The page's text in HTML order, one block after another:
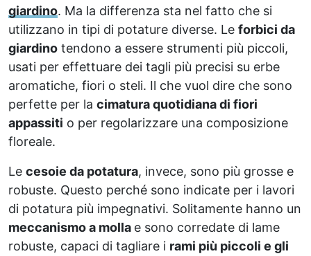
giardino. Ma la differenza sta nel fatto che si
utilizzano in tipi di potature diverse. Le forbici da
giardino tendono a essere strumenti più piccoli,
usati per effettuare dei tagli più precisi su erbe
aromatiche, fiori o steli. Il che vuol dire che sono
perfette per la cimatura quotidiana di fiori
appassiti o per regolarizzare una composizione
floreale.
Le cesoie da potatura, invece, sono più grosse e
robuste. Questo perché sono indicate per i lavori
di potatura più impegnativi. Solitamente hanno un
meccanismo a molla e sono corredate di lame
robuste, capaci di tagliare i rami più piccoli e gli